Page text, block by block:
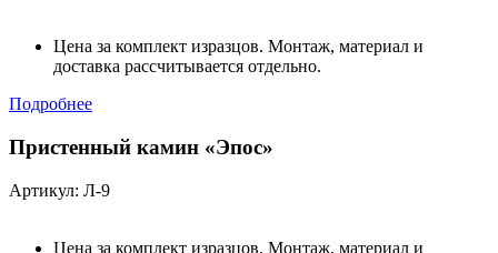
Цена за комплект изразцов. Монтаж, материал и
доставка рассчитывается отдельно.
Подробнее
Пристенный камин «Эпос»
Артикул: Л-9
Цена за комплект изразцов. Монтаж, материал и